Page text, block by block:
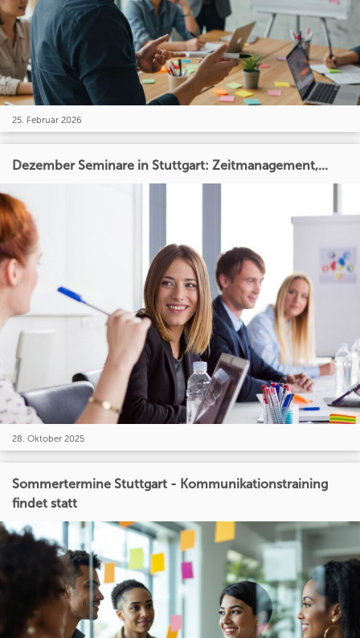
25. Februar 2026
Dezember Seminare in Stuttgart: Zeitmanagement,...
28. Oktober 2025
Sommertermine Stuttgart - Kommunikationstraining
findet statt